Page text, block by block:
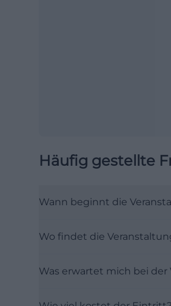
Häufig gestellte
Wann beginnt die
Wo findet die
Was erwartet mich bei der